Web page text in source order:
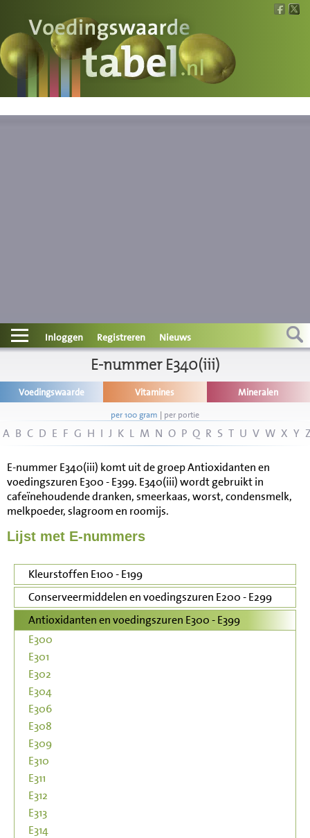
Voedingswaarde
Wat is wat?
Contact
Disclaimer
Inloggen Registreren Nieuws
E-nummer E340(iii)
Voedingswaarde Vitamines Mineralen
per 100 gram | per portie
A B C D E F G H I J K L M N O P Q R S T U V W X Y
E-nummer E340(iii) komt uit de groep Antioxidanten en
voedingszuren E300 - E399. E340(iii) wordt gebruikt in
cafeïnehoudende dranken, smeerkaas, worst, condensmelk,
melkpoeder, slagroom en roomijs.
Lijst met E-nummers
Kleurstoffen E100 - E199
Conserveermiddelen en voedingszuren E200 - E299
Antioxidanten en voedingszuren E300 - E399
E300
E301
E302
E304
E306
E308
E309
E310
E311
E312
E313
E314